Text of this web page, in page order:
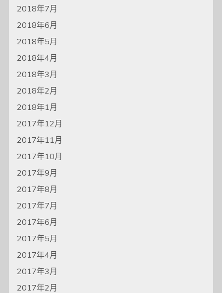
2018年7月
2018年6月
2018年5月
2018年4月
2018年3月
2018年2月
2018年1月
2017年12月
2017年11月
2017年10月
2017年9月
2017年8月
2017年7月
2017年6月
2017年5月
2017年4月
2017年3月
2017年2月